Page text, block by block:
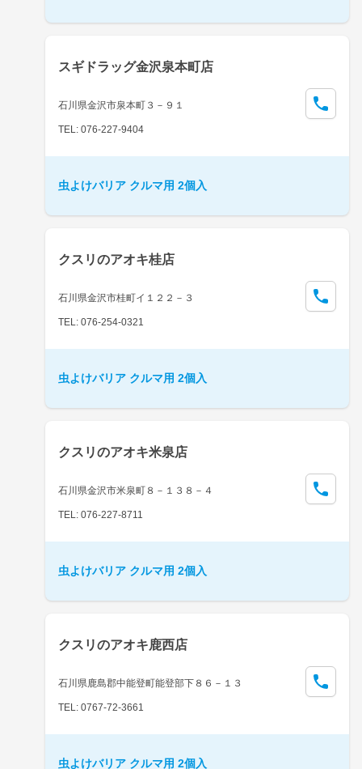
スギドラッグ金沢泉本町店
石川県金沢市泉本町３－９１
TEL: 076-227-9404
虫よけバリア クルマ用 2個入
クスリのアオキ桂店
石川県金沢市桂町イ１２２－３
TEL: 076-254-0321
虫よけバリア クルマ用 2個入
クスリのアオキ米泉店
石川県金沢市米泉町８－１３８－４
TEL: 076-227-8711
虫よけバリア クルマ用 2個入
クスリのアオキ鹿西店
石川県鹿島郡中能登町能登部下８６－１３
TEL: 0767-72-3661
虫よけバリア クルマ用 2個入